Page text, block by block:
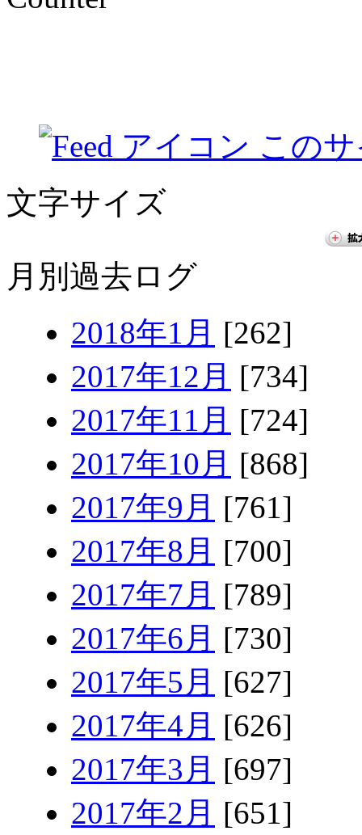
この
文字サイズ
月別過去ログ
2018年1月 [262]
2017年12月 [734]
2017年11月 [724]
2017年10月 [868]
2017年9月 [761]
2017年8月 [700]
2017年7月 [789]
2017年6月 [730]
2017年5月 [627]
2017年4月 [626]
2017年3月 [697]
2017年2月 [651]